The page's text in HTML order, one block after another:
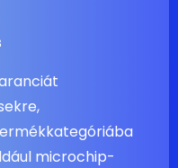
microchip-